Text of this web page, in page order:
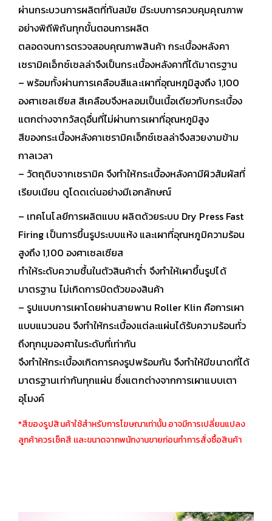
ผ่านกระบวนการผลิตที่ทันสมัย มีระบบการควบคุมคุณภาพ
อย่างพิถีพิถันทุกขั้นตอนการผลิต
ตลอดจนการตรวจสอบคุณภาพสินค้า กระเบื้องหลังคา
เซรามิคเอ็กซ์เซลล่าจึงเป็นกระเบื้องหลังคาที่ได้มาตรฐาน
– พร้อมทั้งผ่านการเคลือบสีและเผาที่อุณหภูมิสูงถึง 1,100
องศาเซลเซียส สีเคลือบจึงหลอมเป็นเนื้อเดียวกับกระเบื้อง
แตกต่างจากวัสดุอื่นที่ไม่ผ่านการเผาที่อุณหภูมิสูง
สีของกระเบื้องหลังคาเซรามิคเอ็กซ์เซลล่าจึงสวยงามข้าม
กาลเวลา
– วัตถุดิบจากเซรามิค จึงทำให้กระเบื้องหลังคามีผิวสัมผัสที่
เรียบเนียน ดูโดดเด่นอย่างมีเอกลักษณ์
– เทคโนโลยีการผลิตแบบ ผลิตด้วยระบบ Dry Press Fast
Firing เป็นการขึ้นรูประบบแห้ง และเผาที่อุณหภูมิความร้อน
สูงถึง 1,100 องศาเซลเซียส
ทำให้ระดับความชื้นในตัวสินค้าต่ำ จึงทำให้เผาขึ้นรูปได้
มาตรฐาน ไม่เกิดการบิดตัวของสินค้า
– รูปแบบการเผาโดยผ่านสายพาน Roller Klin คือการเผา
แบบแนวนอน จึงทำให้กระเบื้องแต่ละแผ่นได้รับความร้อนทั่ว
ถึงทุกมุมองศาในระดับที่เท่ากัน
จึงทำให้กระเบื้องเกิดการคงรูปพร้อมกัน จึงทำให้มีขนาดที่ได้
มาตรฐานเท่ากันทุกแผ่น ซึ่งแตกต่างจากการเผาแบบเตา
อุโมงค์
*สีของรูปสินค้าใช้สำหรับการโฆษณาเท่านั้น อาจมีการเปลี่ยนแปลง
ลูกค้าควรเช็คสี เเละขนาดจากพนักงานขายก่อนทำการสั่งซื้อสินค้า